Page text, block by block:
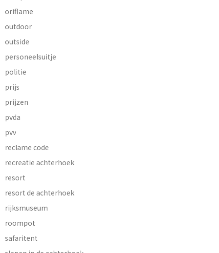
oriflame
outdoor
outside
personeelsuitje
politie
prijs
prijzen
pvda
pvv
reclame code
recreatie achterhoek
resort
resort de achterhoek
rijksmuseum
roompot
safaritent